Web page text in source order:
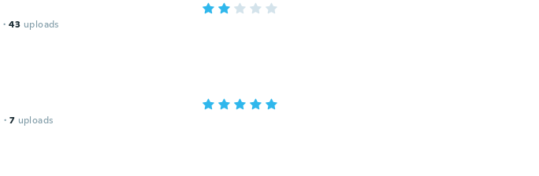
· 43 uploads
· 7 uploads